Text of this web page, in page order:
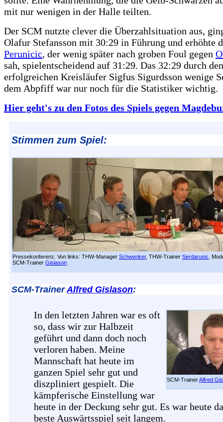
mit nur wenigen in der Halle teilten.
Der SCM nutzte clever die Überzahlsituation aus,
Olafur Stefansson mit 30:29 in Führung und erhöhte
Perunicic, der wenig später nach groben Foul gegen
sah, spielentscheidend auf 31:29. Das 32:29 durch
erfolgreichen Kreisläufer Sigfus Sigurdsson wenige
dem Abpfiff war nur noch für die Statistiker wichtig.
Hier geht's zu den Fotos des Spiels gegen
Stimmen zum Spiel:
Pressekonferenz. Von links: THW-Manager Schwenker, THW-Trainer Serdarusic ,
SCM-Trainer Gislason
SCM-TrainerAlfred Gislason:
SCM-TrainerAlfred
In den letzten Jahren war es oft
so, dass wir zur Halbzeit
geführt und dann doch noch
verloren haben. Meine
Mannschaft hat heute im
ganzen Spiel sehr gut und
diszpliniert gespielt. Die
kämpferische Einstellung war
heute in der Deckung sehr gut. Es war heute
beste Auswärtsspiel seit langem.